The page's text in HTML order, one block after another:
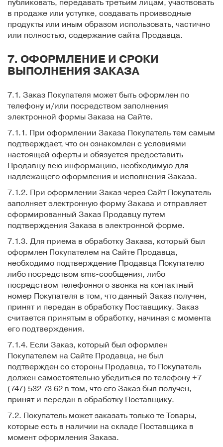
публиковать, передавать третьим лицам, участвовать
в продаже или уступке, создавать производные
продукты или иным образом использовать, частично
или полностью, содержание сайта Продавца.
7. ОФОРМЛЕНИЕ И СРОКИ
ВЫПОЛНЕНИЯ ЗАКАЗА
7.1. Заказ Покупателя может быть оформлен по
телефону и/или посредством заполнения
электронной формы Заказа на Сайте.
7.1.1. При оформлении Заказа Покупатель тем самым
подтверждает, что он ознакомлен с условиями
настоящей оферты и обязуется предоставить
Продавцу всю информацию, необходимую для
надлежащего оформления и исполнения Заказа.
7.1.2. При оформлении Заказ через Сайт Покупатель
заполняет электронную форму Заказа и отправляет
сформированный Заказ Продавцу путем
подтверждения Заказа в электронной форме.
7.1.3. Для приема в обработку Заказа, который был
оформлен Покупателем на Сайте Продавца,
необходимо подтверждение Продавца Покупателю
либо посредством sms-сообщения, либо
посредством телефонного звонка на контактный
номер Покупателя в том, что данный Заказ получен,
принят и передан в обработку Поставщику. Заказ
считается принятым в обработку, начиная с момента
его подтверждения.
7.1.4. Если Заказ, который был оформлен
Покупателем на Сайте Продавца, не был
подтвержден со стороны Продавца, то Покупатель
должен самостоятельно убедиться по телефону +7
(747) 532 73 62 в том, что его Заказ был получен,
принят и передан в обработку Поставщику.
7.2. Покупатель может заказать только те Товары,
которые есть в наличии на складе Поставщика в
момент оформления Заказа.